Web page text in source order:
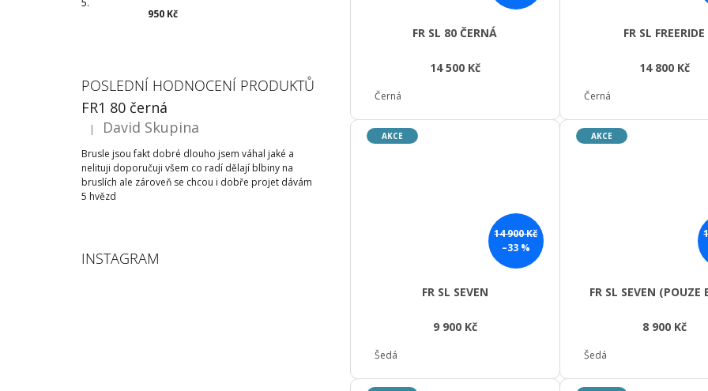
950 Kč
POSLEDNÍ HODNOCENÍ PRODUKTŮ
FR1 80 černá
Hodnocení produktu je 5 z 5 hvězdiček.
| David Skupina
Brusle jsou fakt dobré dlouho jsem váhal jaké a
nelituji doporučuji všem co radí dělají blbiny na
bruslích ale zároveň se chcou i dobře projet dávám
5 hvězd
INSTAGRAM
FR SL 80 ČERNÁ
14 500 Kč
Černá
FR SL FREERIDE
14 800 Kč
Černá
14 900 Kč
–33 %
AKCE
FR SL SEVEN
9 900 Kč
Šedá
AKCE
FR SL SEVEN (POUZE
8 900 Kč
Šedá